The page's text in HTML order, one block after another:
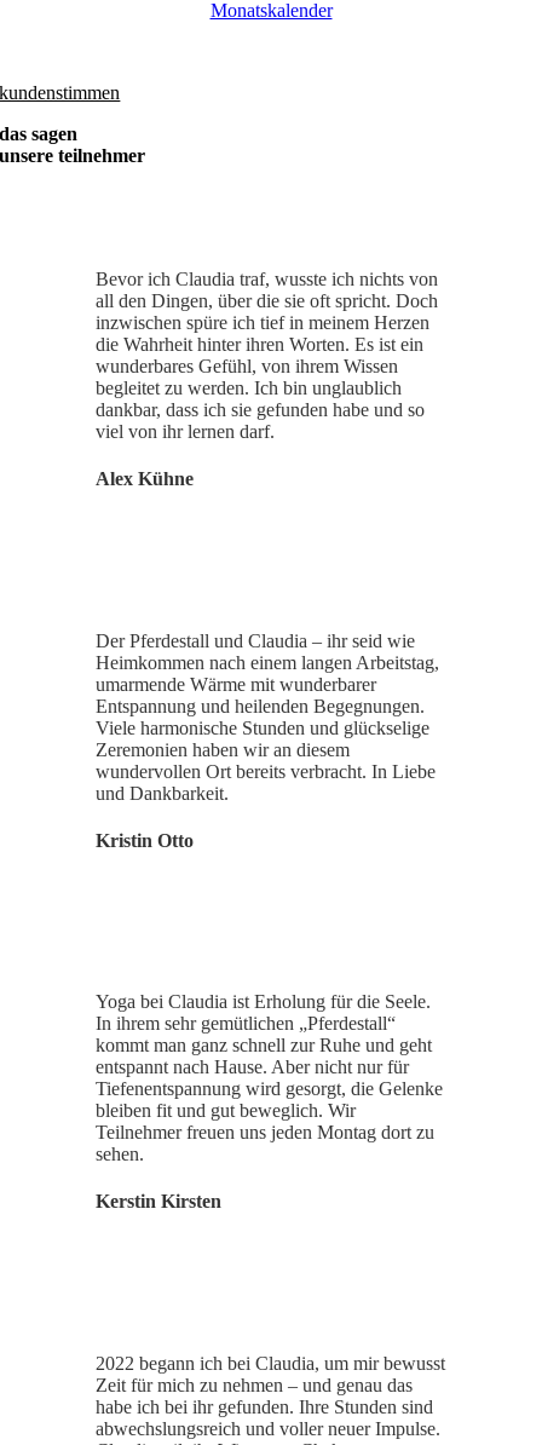
Monatskalender
kundenstimmen
das sagen
unsere teilnehmer
Bevor ich Claudia traf, wusste ich nichts von
all den Dingen, über die sie oft spricht. Doch
inzwischen spüre ich tief in meinem Herzen
die Wahrheit hinter ihren Worten. Es ist ein
wunderbares Gefühl, von ihrem Wissen
begleitet zu werden. Ich bin unglaublich
dankbar, dass ich sie gefunden habe und so
viel von ihr lernen darf.
Alex Kühne
Der Pferdestall und Claudia – ihr seid wie
Heimkommen nach einem langen Arbeitstag,
umarmende Wärme mit wunderbarer
Entspannung und heilenden Begegnungen.
Viele harmonische Stunden und glückselige
Zeremonien haben wir an diesem
wundervollen Ort bereits verbracht. In Liebe
und Dankbarkeit.
Kristin Otto
Yoga bei Claudia ist Erholung für die Seele.
In ihrem sehr gemütlichen „Pferdestall“
kommt man ganz schnell zur Ruhe und geht
entspannt nach Hause. Aber nicht nur für
Tiefenentspannung wird gesorgt, die Gelenke
bleiben fit und gut beweglich. Wir
Teilnehmer freuen uns jeden Montag dort zu
sehen.
Kerstin Kirsten
2022 begann ich bei Claudia, um mir bewusst
Zeit für mich zu nehmen – und genau das
habe ich bei ihr gefunden. Ihre Stunden sind
abwechslungsreich und voller neuer Impulse.